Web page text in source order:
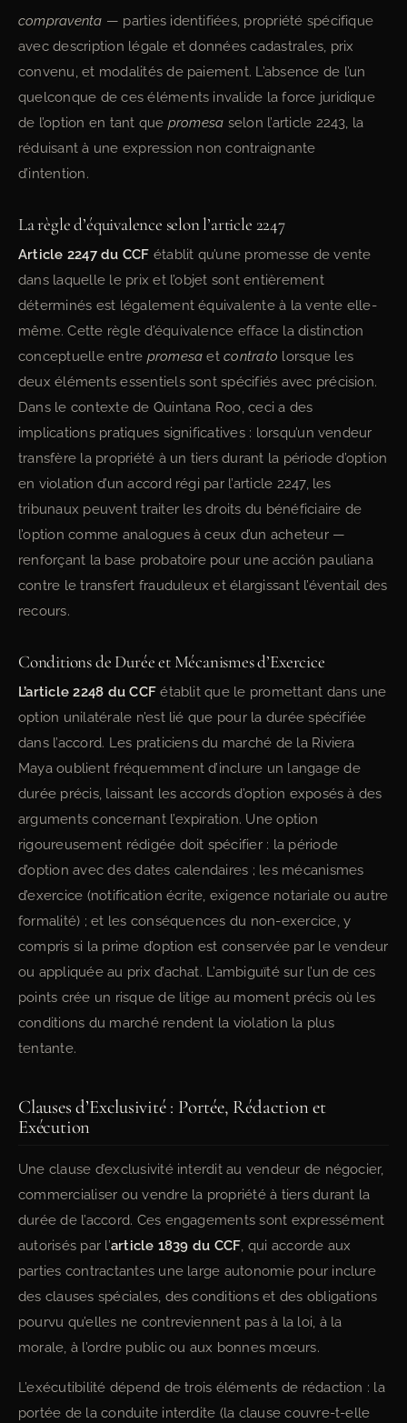
compraventa — parties identifiées, propriété spécifique
avec description légale et données cadastrales, prix
convenu, et modalités de paiement. L’absence de l’un
quelconque de ces éléments invalide la force juridique
de l’option en tant que promesa selon l’article 2243, la
réduisant à une expression non contraignante
d’intention.
La règle d’équivalence selon l’article 2247
Article 2247 du CCF établit qu’une promesse de vente
dans laquelle le prix et l’objet sont entièrement
déterminés est légalement équivalente à la vente elle-
même. Cette règle d’équivalence efface la distinction
conceptuelle entre promesa etcontrato lorsque les
deux éléments essentiels sont spécifiés avec précision.
Dans le contexte de Quintana Roo, ceci a des
implications pratiques significatives : lorsqu’un vendeur
transfère la propriété à un tiers durant la période d’option
en violation d’un accord régi par l’article 2247, les
tribunaux peuvent traiter les droits du bénéficiaire de
l’option comme analogues à ceux d’un acheteur —
renforçant la base probatoire pour une acción pauliana
contre le transfert frauduleux et élargissant l’éventail des
recours.
Conditions de Durée et Mécanismes d’Exercice
L’article 2248 du CCF établit que le promettant dans une
option unilatérale n’est lié que pour la durée spécifiée
dans l’accord. Les praticiens du marché de la Riviera
Maya oublient fréquemment d’inclure un langage de
durée précis, laissant les accords d’option exposés à des
arguments concernant l’expiration. Une option
rigoureusement rédigée doit spécifier : la période
d’option avec des dates calendaires ; les mécanismes
d’exercice (notification écrite, exigence notariale ou autre
formalité) ; et les conséquences du non-exercice, y
compris si la prime d’option est conservée par le vendeur
ou appliquée au prix d’achat. L’ambiguïté sur l’un de ces
points crée un risque de litige au moment précis où les
conditions du marché rendent la violation la plus
tentante.
Clauses d’Exclusivité : Portée, Rédaction et
Exécution
Une clause d’exclusivité interdit au vendeur de négocier,
commercialiser ou vendre la propriété à tiers durant la
durée de l’accord. Ces engagements sont expressément
autorisés par l’article 1839 du CCF, qui accorde aux
parties contractantes une large autonomie pour inclure
des clauses spéciales, des conditions et des obligations
pourvu qu’elles ne contreviennent pas à la loi, à la
morale, à l’ordre public ou aux bonnes mœurs.
L’exécutibilité dépend de trois éléments de rédaction : la
portée de la conduite interdite (la clause couvre-t-elle